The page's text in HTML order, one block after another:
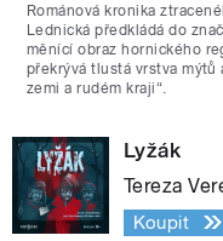
Románová kronika
Lednická předkládá do
měnící obraz hornického
překrývá tlustá vrstva mýtů
zemi a rudém kraji“.
Lyžák
Tereza
Koupit